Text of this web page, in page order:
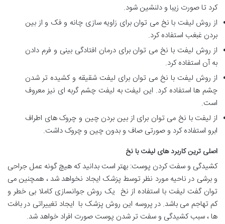
کرد تا صورت زیبا و دلنشین شود.
از روش لیفت با نخ می توان برای زاویه سازی چانه و فک و از بین
بردن غبغب استفاده کرد.
از روش لیفت با نخ می توان برای درمان افتادگی بینی و فرم دادن
به آن استفاده کرد.
از روش لیفت با نخ می توان برای لیفت شقیقه و کشیده تر شدن
چشم ها استفاده کرد. این لیفت به لیفت چشم گربه ای نیز معروف
است.
از لیفت با نخ می توان برای از بین بردن چین و چروک های اطراف
ابرو استفاده کرد و صورتی صاف و بدون چین و چروک داشت.
اصلی ترین کاربرد های لیفت با نخ
کشیدگی و سفت کردن پوست: بهتر است بدانید که هیچ گونه عمل جراحی
و برشی در ناحیه مورد نظر توسط پزشک ایجاد نخواهد شد ، همچنین می
توان گفت لیفت با استفاده از نخ یک روش جوانسازی کاملا بی خطر و
کم تهاجم می باشد. در پروسه این روش پزشک با ایجاد تغییراتی در بافت
ها ، سبب کشیدگی و سفت تر شدن پوست صورت افراد خواهد شد.